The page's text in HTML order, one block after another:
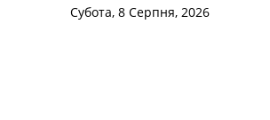
Субота, 8 Серпня, 2026